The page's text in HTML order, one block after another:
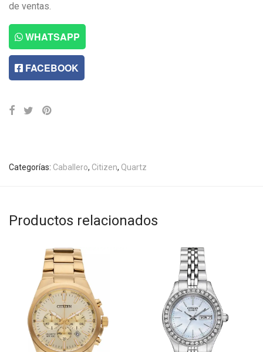
de ventas.
WHATSAPP
FACEBOOK
Categorías: Caballero, Citizen, Quartz
Productos relacionados